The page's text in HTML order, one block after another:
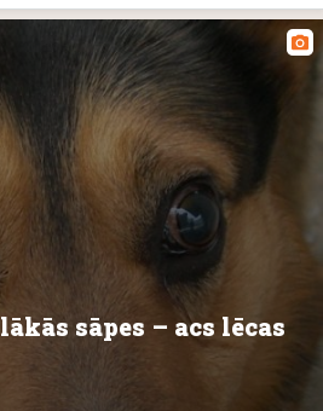
sāpes – acs lēcas